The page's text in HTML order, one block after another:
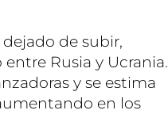
de subir,
Rusia y Ucrania.
y se estima
en los